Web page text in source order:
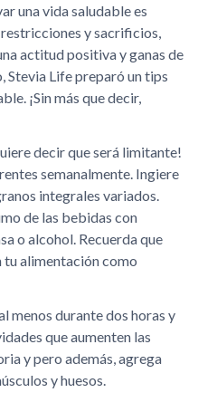
una vida saludable es
y sacrificios,
actitud positiva y ganas de
Stevia Life preparó un tips
¡Sin más que decir,
decir que será limitante!
semanalmente. Ingiere
integrales variados.
de las bebidas con
o alcohol. Recuerda que
tu alimentación como
menos durante dos horas y
que aumenten las
y pero además, agrega
y huesos.